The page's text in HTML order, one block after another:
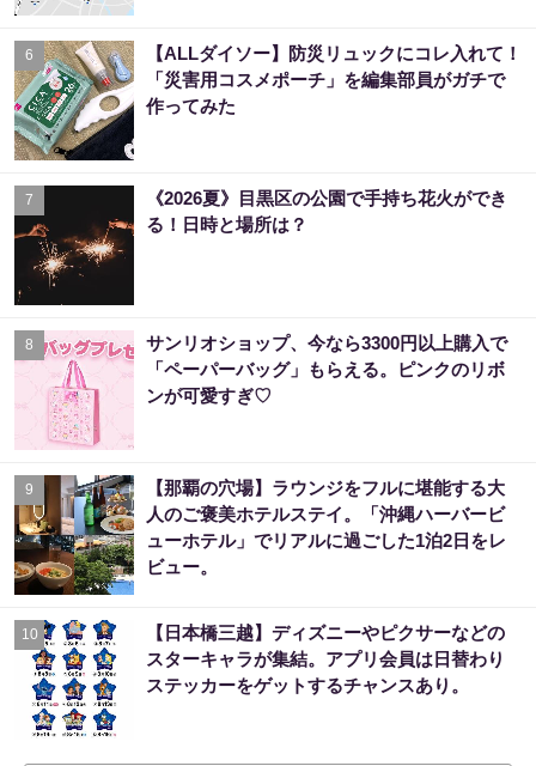
6
【ALLダイソー】防災リュックにコレ入れて！
「災害用コスメポーチ」を編集部員がガチで
作ってみた
7
《2026夏》目黒区の公園で手持ち花火ができ
る！日時と場所は？
8
サンリオショップ、今なら3300円以上購入で
「ペーパーバッグ」もらえる。ピンクのリボ
ンが可愛すぎ♡
9
【那覇の穴場】ラウンジをフルに堪能する大
人のご褒美ホテルステイ。「沖縄ハーバービ
ューホテル」でリアルに過ごした1泊2日をレ
ビュー。
10
【日本橋三越】ディズニーやピクサーなどの
スターキャラが集結。アプリ会員は日替わり
ステッカーをゲットするチャンスあり。